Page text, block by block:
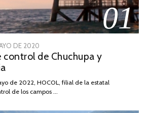
01
DE 2020
DE
2026
control de Chuchupa y
de 2022, HOCOL, filial de la estatal
de los campos …